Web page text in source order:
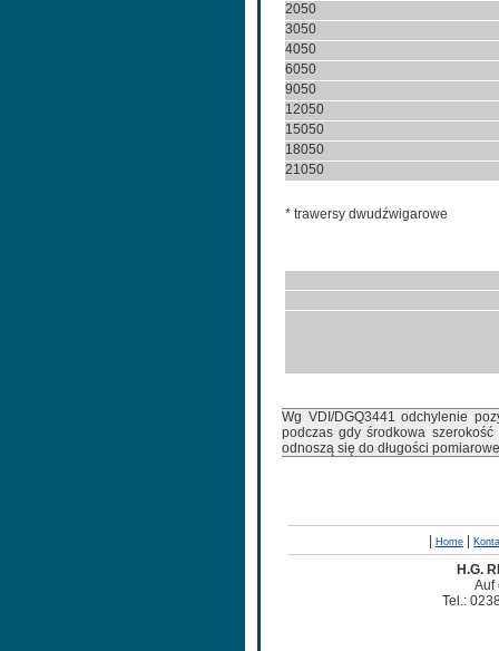
2050
3050
4050
6050
9050
12050
15050
18050
21050
* trawersy dwudźwigarowe
Wg VDI/DGQ3441 odchylenie
podczas gdy środkowa
odnoszą się do długości
Home
H.G.
Auf
Tel.: